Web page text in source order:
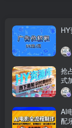
抢
式
AI
配